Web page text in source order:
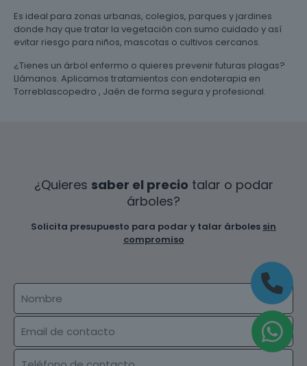
Es ideal para zonas urbanas, colegios, parques y jardines
donde hay que tratar la vegetación con sumo cuidado y así
evitar riesgo para niños, mascotas o cultivos cercanos.
¿Tienes un árbol enfermo o quieres prevenir futuras plagas?
Llámanos. Aplicamos tratamientos con endoterapia en
Torreblascopedro , Jaén de forma segura y profesional.
¿Quieres saber el precio talar o podar
árboles?
Solicita presupuesto para podar y talar árboles sin
compromiso